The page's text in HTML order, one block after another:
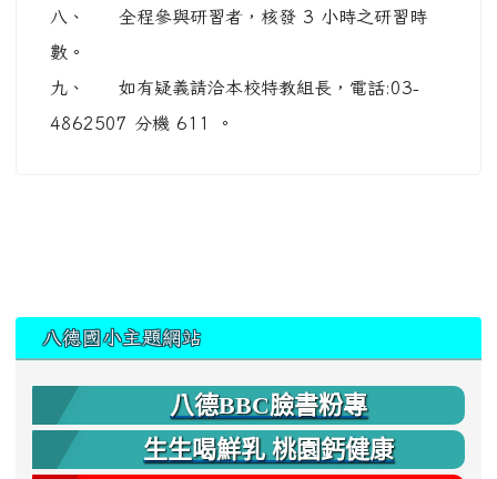
八、 全程參與研習者，核發 3 小時之研習時
數。
九、 如有疑義請洽本校特教組長，電話:03-
4862507 分機 611 。
八德國小主題網站
八德BBC臉書粉專
生生喝鮮乳 桃園鈣健康